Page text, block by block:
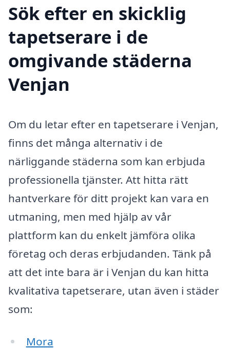
Sök efter en skicklig
tapetserare i de
omgivande städerna
Venjan
Om du letar efter en tapetserare i Venjan,
finns det många alternativ i de
närliggande städerna som kan erbjuda
professionella tjänster. Att hitta rätt
hantverkare för ditt projekt kan vara en
utmaning, men med hjälp av vår
plattform kan du enkelt jämföra olika
företag och deras erbjudanden. Tänk på
att det inte bara är i Venjan du kan hitta
kvalitativa tapetserare, utan även i städer
som:
Mora